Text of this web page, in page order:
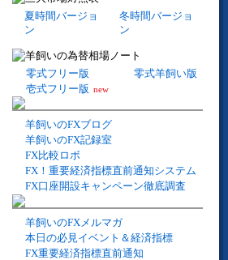
夏時間バージョ
ン
冬時間バージョ
ン
零式フリー版
零式羊飼い版
壱式フリー版 new
羊飼いのFXブログ
羊飼いのFX記録室
FX比較ロボ
FX！重要経済指標直前通知システム
FX口座開設キャンペーン徹底調査
羊飼いのFXメルマガ
本日の必見イベント＆経済指標
FX重要経済指標直前通知